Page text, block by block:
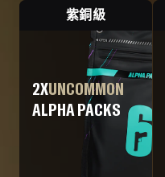
紫銅級
2XUNCOMMON
ALPHA PACKS